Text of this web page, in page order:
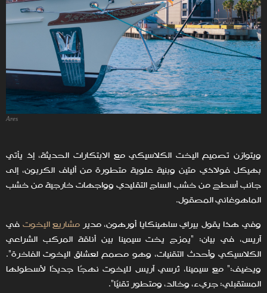
Ares
ويتوازن تصميم اليخت الكلاسيكي مع الابتكارات الحديثة، إذ يأتي
بهيكل فولاذي متين وبنية علوية متطورة من ألياف الكربون، إلى
جانب أسطح من خشب الساج التقليدي وواجهات خارجية من خشب
الماهوغاني المصقول.
وفي هذا يقول بيراي ساهينكايا أورهون، مديرمشاريع اليخوت في
آريس، في بيان: "يمزج يخت سيمينا بين أناقة المركب الشراعي
الكلاسيكي وأحدث التقنيات، وهو مصمم لعشاق اليخوت الفاخرة".
ويضيف:" مع سيمينا، تُرسي آريس لليخوت نهجًا جديدًا لأسطولها
المستقبلي: جريء، وخالد، ومتطور تقنيًا".